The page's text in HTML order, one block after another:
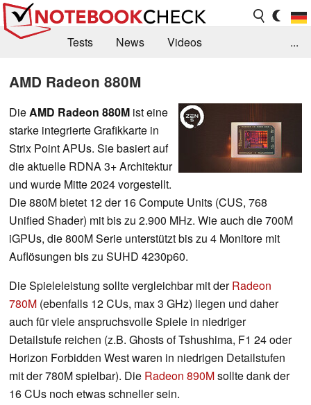
Tests News
Videos
Suche
Jobs
Forum
...
AMD Radeon 880M
DieAMD Radeon 880M ist eine
starke integrierte Grafikkarte in
Strix Point APUs. Sie basiert auf
die aktuelle RDNA 3+ Architektur
und wurde Mitte 2024 vorgestellt.
Die 880M bietet 12 der 16 Compute Units (CUS, 768
Unified Shader) mit bis zu 2.900 MHz. Wie auch die 700M
iGPUs, die 800M Serie unterstützt bis zu 4 Monitore mit
Auflösungen bis zu SUHD 4230p60.
Die Spieleleistung sollte vergleichbar mit derRadeon
780M (ebenfalls 12 CUs, max 3 GHz) liegen und daher
auch für viele anspruchsvolle Spiele in niedriger
Detailstufe reichen (z.B. Ghosts of Tshushima, F1 24 oder
Horizon Forbidden West waren in niedrigen Detailstufen
mit der 780M spielbar). Die Radeon 890Msollte dank der
16 CUs noch etwas schneller sein.